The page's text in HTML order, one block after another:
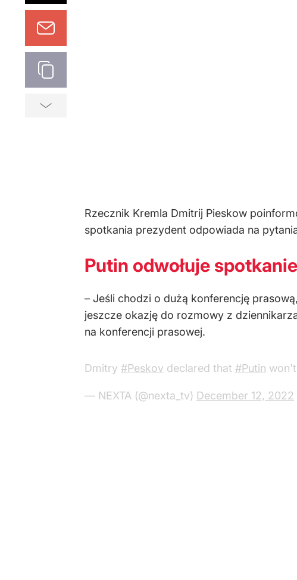
Rzecznik Kremla Dmitrij Pieskow
spotkania prezydent odpowiada na
Putin odwołuje
– Jeśli chodzi o dużą konferencję
jeszcze okazję do rozmowy z
na konferencji prasowej.
Dmitry #Peskov declared that #Putin
— NEXTA (@nexta_tv) December 12, 2022